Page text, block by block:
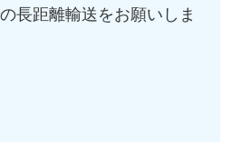
長距離輸送をお願いしま